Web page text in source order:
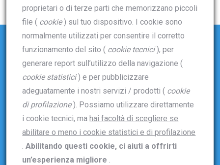
Dove trovarci
Telefono:
06.6538969
Email:
info@pontiradioservice.it
proprietari o di terze parti che memorizzano piccoli
file ( cookie) sul tuo dispositivo. I cookie sono
normalmente utilizzati per consentire il corretto
funzionamento del sito ( cookie tecnici), per
generare report sull’utilizzo della navigazione (
cookie statistici) e per pubblicizzare
adeguatamente i nostri servizi / prodotti ( cookie
di profilazione). Possiamo utilizzare direttamente
i cookie tecnici, mahai facoltà di scegliere se
abilitare o meno i cookie statistici e di profilazione
.Abilitando questi cookie, ci aiuti a offrirti
un’esperienza migliore .